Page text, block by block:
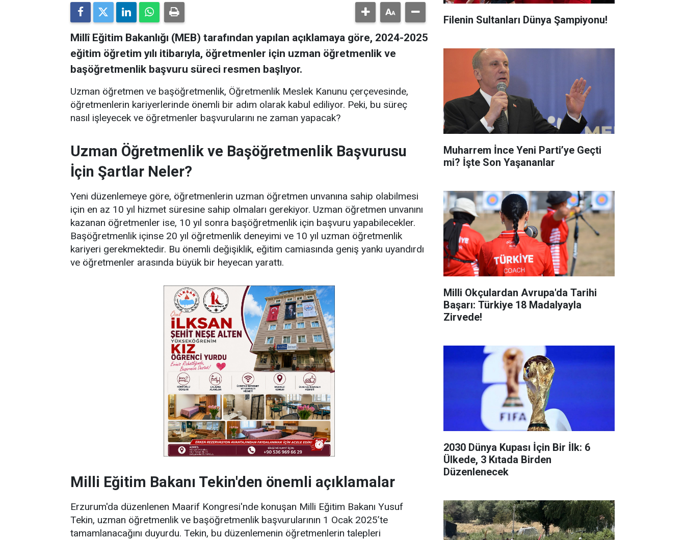
Millî Eğitim Bakanlığı (MEB) tarafından yapılan açıklamaya göre, 2024-2025
eğitim öğretim yılı itibarıyla, öğretmenler için uzman öğretmenlik ve
başöğretmenlik başvuru süreci resmen başlıyor.
Uzman öğretmen ve başöğretmenlik, Öğretmenlik Meslek Kanunu çerçevesinde,
öğretmenlerin kariyerlerinde önemli bir adım olarak kabul ediliyor. Peki, bu süreç
nasıl işleyecek ve öğretmenler başvurularını ne zaman yapacak?
Uzman Öğretmenlik ve Başöğretmenlik Başvurusu
İçin Şartlar Neler?
Yeni düzenlemeye göre, öğretmenlerin uzman öğretmen unvanına sahip olabilmesi
için en az 10 yıl hizmet süresine sahip olmaları gerekiyor. Uzman öğretmen unvanını
kazanan öğretmenler ise, 10 yıl sonra başöğretmenlik için başvuru yapabilecekler.
Başöğretmenlik içinse 20 yıl öğretmenlik deneyimi ve 10 yıl uzman öğretmenlik
kariyeri gerekmektedir. Bu önemli değişiklik, eğitim camiasında geniş yankı uyandırdı
ve öğretmenler arasında büyük bir heyecan yarattı.
Milli Eğitim Bakanı Tekin'den önemli açıklamalar
Erzurum'da düzenlenen Maarif Kongresi'nde konuşan Milli Eğitim Bakanı Yusuf
Tekin, uzman öğretmenlik ve başöğretmenlik başvurularının 1 Ocak 2025’te
tamamlanacağını duyurdu. Tekin, bu düzenlemenin öğretmenlerin talepleri
Filenin Sultanları Dünya Şampiyonu!
Muharrem İnce Yeni Parti’ye Geçti
mi? İşte Son Yaşananlar
Milli Okçulardan Avrupa'da Tarihi
Başarı: Türkiye 18 Madalyayla
Zirvede!
2030 Dünya Kupası İçin Bir İlk: 6
Ülkede, 3 Kıtada Birden
Düzenlenecek